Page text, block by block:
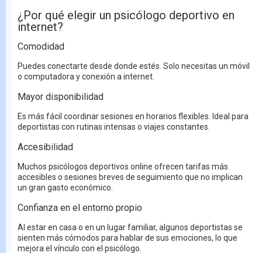
¿Por qué elegir un psicólogo deportivo en
internet?
Comodidad
Puedes conectarte desde donde estés. Solo necesitas un móvil
o computadora y conexión a internet.
Mayor disponibilidad
Es más fácil coordinar sesiones en horarios flexibles. Ideal para
deportistas con rutinas intensas o viajes constantes.
Accesibilidad
Muchos psicólogos deportivos online ofrecen tarifas más
accesibles o sesiones breves de seguimiento que no implican
un gran gasto económico.
Confianza en el entorno propio
Al estar en casa o en un lugar familiar, algunos deportistas se
sienten más cómodos para hablar de sus emociones, lo que
mejora el vínculo con el psicólogo.